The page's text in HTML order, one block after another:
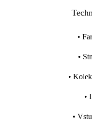
•
•
•
•
•